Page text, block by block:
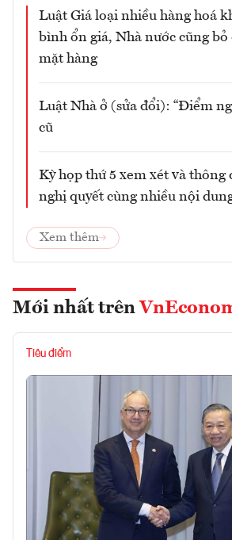
Luật Giá loại nhiều hàng hoá
bình ổn giá, Nhà nước cũng
mặt hàng
Luật Nhà ở (sửa đổi): “Điểm
cũ
Kỳ họp thứ 5 xem xét và thông
nghị quyết cùng nhiều nội
Xem thêm
Mới nhất trên
Tiêu điểm